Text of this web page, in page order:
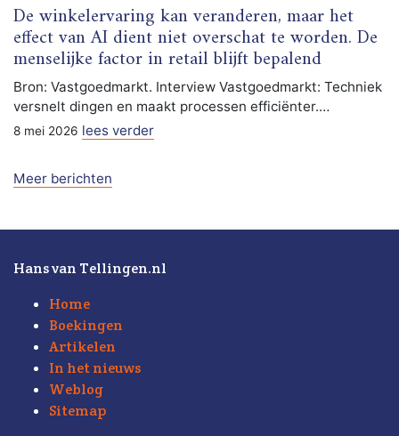
De winkelervaring kan veranderen, maar het
effect van AI dient niet overschat te worden. De
menselijke factor in retail blijft bepalend
Bron: Vastgoedmarkt. Interview Vastgoedmarkt: Techniek
versnelt dingen en maakt processen efficiënter.…
8 mei 2026 lees verder
Meer berichten
Hans van Tellingen.nl
Home
Boekingen
Artikelen
In het nieuws
Weblog
Sitemap